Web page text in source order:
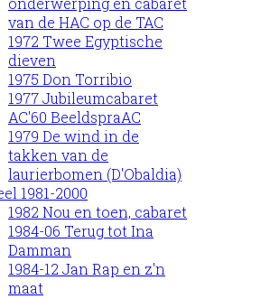
van de HAC op de TAC
1972 Twee Egyptische
dieven
1975 Don Torribio
1977 Jubileumcabaret
AC'60 BeeldspraAC
1979 De wind in de
takken van de
laurierbomen (D'Obaldia)
1981-2000
1982 Nou en toen, cabaret
1984-06 Terug tot Ina
Damman
1984-12 Jan Rap en z'n
maat